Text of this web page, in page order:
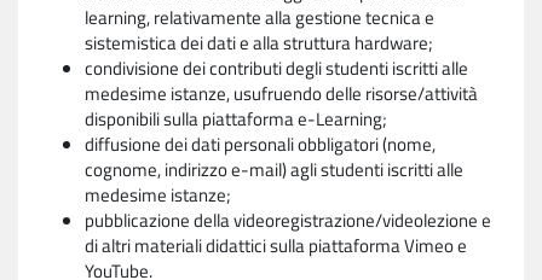
learning, relativamente alla gestione tecnica e
sistemistica dei dati e alla struttura hardware;
condivisione dei contributi degli studenti iscritti alle
medesime istanze, usufruendo delle risorse/attività
disponibili sulla piattaforma e-Learning;
diffusione dei dati personali obbligatori (nome,
cognome, indirizzo e-mail) agli studenti iscritti alle
medesime istanze;
pubblicazione della videoregistrazione/videolezione e
di altri materiali didattici sulla piattaforma Vimeo e
YouTube.